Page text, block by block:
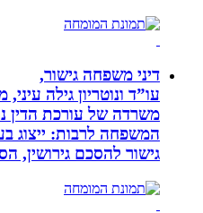
דיני משפחה גישור,
עו”ד ונוטריון גילה עיני,
משרדה של עורכת הדין
המשפחה לרבות: ייצוג
גישור להסכם גירושין,